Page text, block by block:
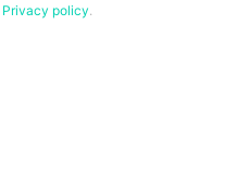
Privacy policy.